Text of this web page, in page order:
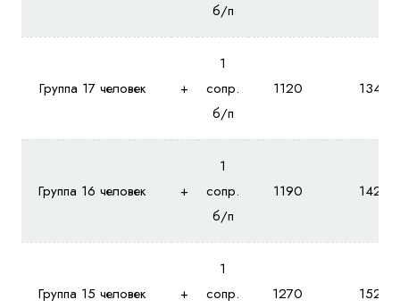
б/п
Группа 17 человек +
1
сопр.
б/п
1120 1340
Группа 16 человек +
1
сопр.
б/п
1190 1420
Группа 15 человек +
1
сопр.
1270 1520